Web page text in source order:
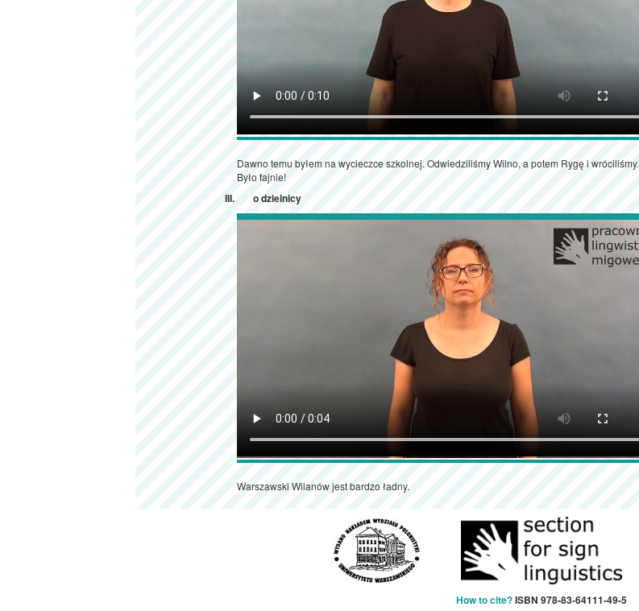
Dawno temu byłem na wycieczce szkolnej. Odwiedziliśmy Wilno, a potem Rygę i wróciliśmy.
Było fajnie!
o dzielnicy
Warszawski Wilanów jest bardzo ładny.
How to cite?ISBN 978-83-64111-49-5